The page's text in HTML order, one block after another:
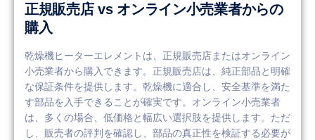
正規販売店 vs オンライン小売業者からの
購入
乾燥機ヒーターエレメントは、正規販売店またはオンライン
小売業者から購入できます。正規販売店は、純正部品と明確
な保証条件を提供します。乾燥機に適合し、安全基準を満た
す部品を入手できることが確実です。オンライン小売業者
は、多くの場合、低価格と幅広い選択肢を提供します。ただ
し、販売者の評判を確認し、部品の真正性を検証する必要が